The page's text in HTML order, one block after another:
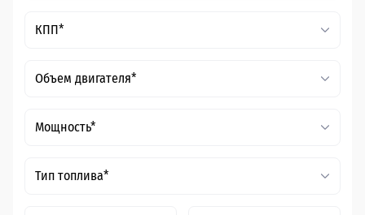
КПП*
Объем двигателя*
Мощность*
Тип топлива*